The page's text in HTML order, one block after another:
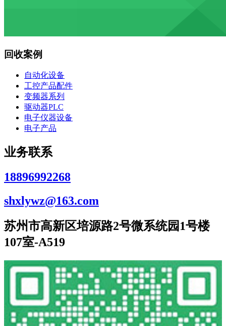
回收案例
自动化设备
工控产品配件
变频器系列
驱动器PLC
电子仪器设备
电子产品
业务联系
18896992268
shxlywz@163.com
苏州市高新区培源路2号微系统园1号楼
107室-A519